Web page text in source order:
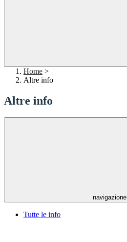
Home >
Altre info
Altre info
navigazione
Tutte le info